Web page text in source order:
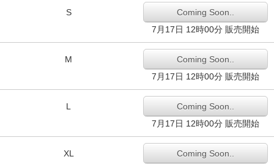
S
Coming Soon..
7月17日 12時00分 販売開始
M
Coming Soon..
7月17日 12時00分 販売開始
L
Coming Soon..
7月17日 12時00分 販売開始
XL
Coming Soon..